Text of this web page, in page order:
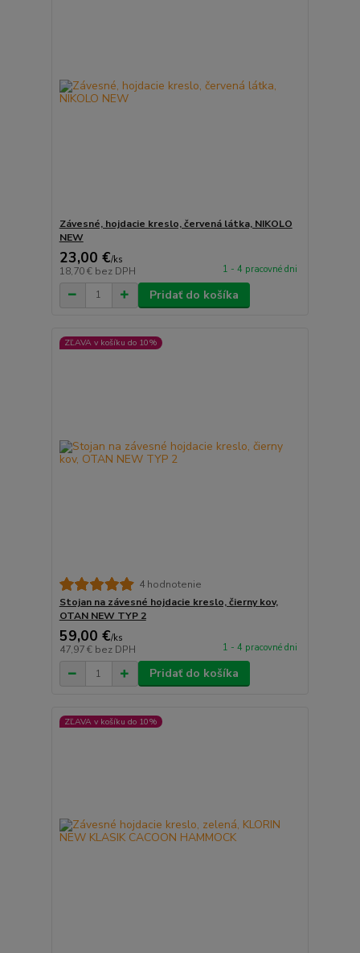
Závesné, hojdacie kreslo, červená látka, NIKOLO
NEW
23,00 €/ks
18,70 € bez DPH 1 - 4 pracovné dni
Pridať do košíka
ZĽAVA v košíku do 10%
4 hodnotenie
Stojan na závesné hojdacie kreslo, čierny kov,
OTAN NEW TYP 2
59,00 €/ks
47,97 € bez DPH 1 - 4 pracovné dni
Pridať do košíka
ZĽAVA v košíku do 10%